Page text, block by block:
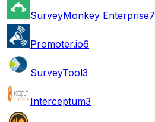
SurveyMonkey Enterprise7
Promoter.io6
SurveyTool3
Interceptum3